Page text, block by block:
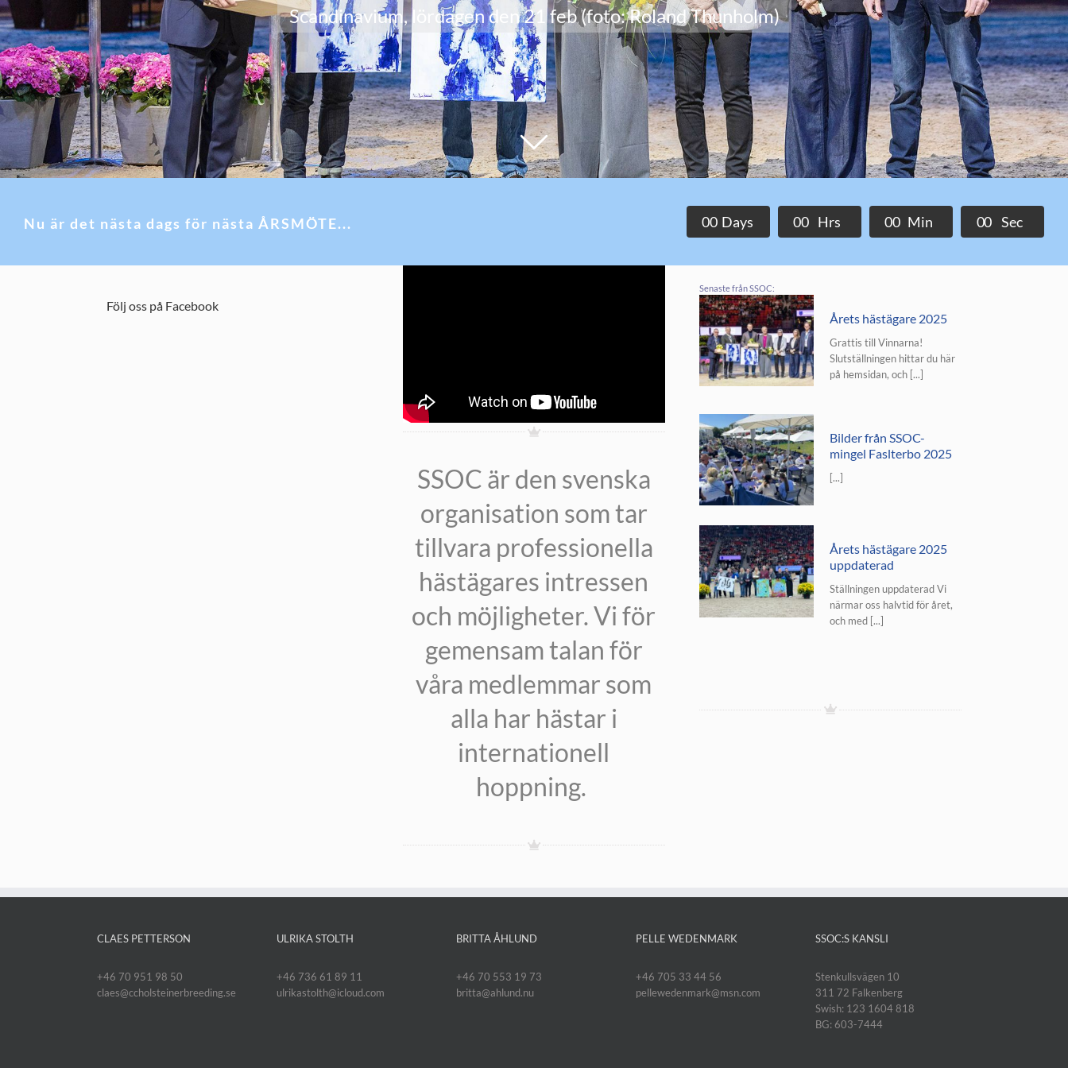
Scandinavium, lördagen den 21 feb (foto: Roland Thunholm)
Nu är det nästa dags för nästa ÅRSMÖTE... 00 Days 00 Hrs 00 Min 00 Sec
Följ oss på Facebook
SSOC är den svenska
organisation som tar
tillvara professionella
hästägares intressen
och möjligheter. Vi för
gemensam talan för
våra medlemmar som
alla har hästar i
internationell
hoppning.
Senaste från SSOC:
Årets hästägare 2025
Grattis till Vinnarna!
Slutställningen hittar du här
på hemsidan, och [...]
Bilder från SSOC-
mingel Faslterbo 2025
[...]
Årets hästägare 2025
uppdaterad
Ställningen uppdaterad Vi
närmar oss halvtid för året,
och med [...]
CLAES PETTERSON
+46 70 951 98 50
claes@ccholsteinerbreeding.se
ULRIKA STOLTH
+46 736 61 89 11
ulrikastolth@icloud.com
BRITTA ÅHLUND
+46 70 553 19 73
britta@ahlund.nu
PELLE WEDENMARK
+46 705 33 44 56
pellewedenmark@msn.com
SSOC:S KANSLI
Stenkullsvägen 10
311 72 Falkenberg
Swish: 123 1604 818
BG: 603-7444